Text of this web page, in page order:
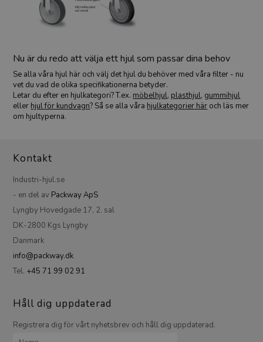
Nu är du redo att välja ett hjul som passar dina behov
Se alla våra hjul här och välj det hjul du behöver med våra filter - nu
vet du vad de olika specifikationerna betyder.
Letar du efter en hjulkategori? T.ex. möbelhjul, plasthjul, gummihjul
eller hjul för kundvagn? Så se alla våra hjulkategorier här och läs mer
om hjultyperna.
Kontakt
Industri-hjul.se
- en del av Packway ApS
Lyngby Hovedgade 17, 2. sal
DK-2800 Kgs Lyngby
Danmark
info@packway.dk
Tel. +45 71 99 02 91
Håll dig uppdaterad
Registrera dig för vårt nyhetsbrev och håll dig uppdaterad.